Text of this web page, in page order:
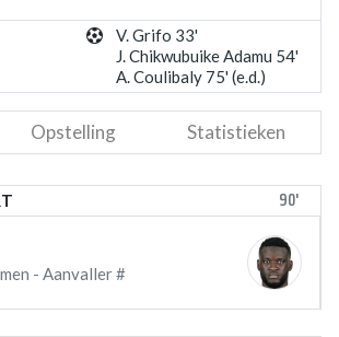
V. Grifo 33'
J. Chikwubuike Adamu 54'
A. Coulibaly 75' (e.d.)
Opstelling Statistieken
90'
- Aanvaller #